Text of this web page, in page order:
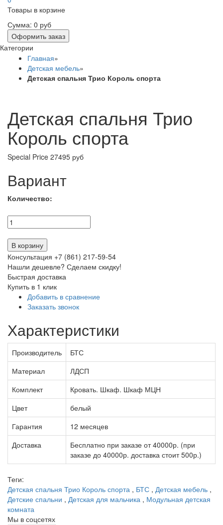
Товары в корзине
Сумма: 0 руб
Оформить заказ
Категории
Главная»
Детская мебель»
Детская спальня Трио Король спорта
Детская спальня Трио
Король спорта
Special Price 27495 руб
Вариант
Количество:
В корзину
Консультация +7 (861) 217-59-54
Нашли дешевле? Сделаем скидку!
Быстрая доставка
Купить в 1 клик
Добавить в сравнение
Заказать звонок
Характеристики
Производитель
БТС
Материал
ЛДСП
Комплект
Кровать. Шкаф. Шкаф МЦН
Цвет
белый
Гарантия
12 месяцев
Доставка
Бесплатно при заказе от 40000р. (при
заказе до 40000р. доставка стоит 500р.)
Теги:
Детская спальня Трио Король спорта , БТС , Детская мебель ,
Детские спальни , Детская для мальчика , Модульная детская
комната
Мы в соцсетях